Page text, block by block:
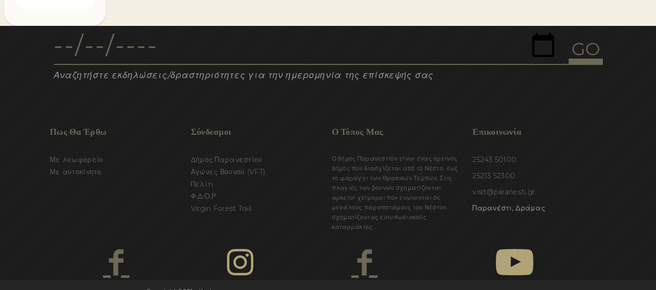
Αναζητήστε εκδηλώσεις/δραστηριότητες για την ημερομηνία της επίσκεψής σας
Πως Θα Έρθω
Με λεωφορείο
Με αυτοκίνητο
Σύνδεσμοι
Δήμος Παρανεστίου
Αγώνες Βουνού (VFT)
Πελίτι
Φ.Δ.Ο.Ρ.
Virgin Forest Trail
Ο Τόπος Μας
Ο δήμος Παρανεστίου είναι ένας ορεινός
δήμος που διασχίζεται από το Νέστο, έως
το φαράγγι των Θρακικών Τεμπών. Στις
πλαγιές των βουνών σχηματίζονται
αρκετοί χείμαροι που ενώνονται σε
μεγάλους παραποτάμους του Νέστου,
σχηματίζοντας εντυπωσιακούς
καταρράκτες..
Επικοινωνία
25243 50100
25213 52300
visit@paranesti.gr
Παρανέστι, Δράμας